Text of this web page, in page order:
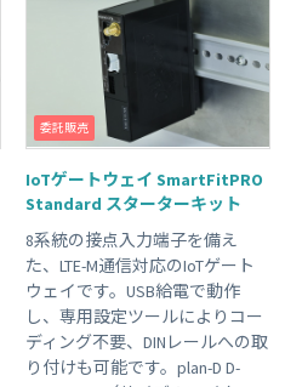
委託販売
IoTゲートウェイ SmartFitPRO
Standard スターターキット
8系統の接点入力端子を備え
た、LTE-M通信対応のIoTゲート
ウェイです。USB給電で動作
し、専用設定ツールによりコー
ディング不要、DINレールへの取
り付けも可能です。plan-D D-